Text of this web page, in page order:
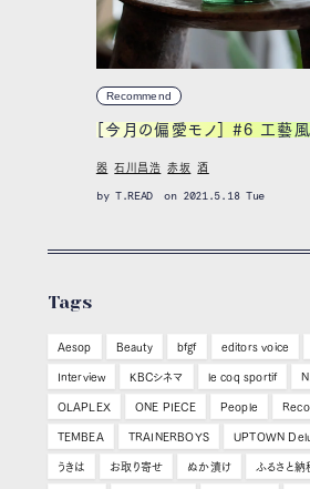
Recommend
［今月の偏愛モノ］ #6 工藝
器 石川昌浩 赤坂 酒
by T.READ on 2021.5.18 Tue
Tags
Aesop Beauty bfgf editors voice
Interview KBCシネマ le coq sportif
OLAPLEX ONE PIECE People
TEMBEA TRAINERBOYS UPTOWN
うきは お取り寄せ ぬか漬け ふるさと納